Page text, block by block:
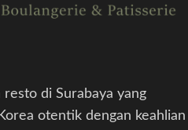
di Surabaya yang
otentik dengan keahlian